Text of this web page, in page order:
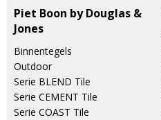
Piet Boon by Douglas &
Jones
Binnentegels
Outdoor
Serie BLEND Tile
Serie CEMENT Tile
Serie COAST Tile